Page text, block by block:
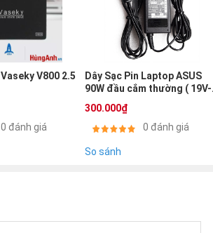
V800 2.5
0 đánh giá
Dây Sạc Pin Laptop ASUS
90W đầu cắm thường ( 19V-
4.74A )
300.000₫
0 đánh giá
So sánh